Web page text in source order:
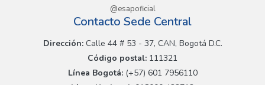
@esapoficial
Contacto Sede Central
Dirección:Calle 44 # 53 - 37, CAN, Bogotá D.C.
Código postal: 111321
Línea Bogotá:(+57) 601 7956110